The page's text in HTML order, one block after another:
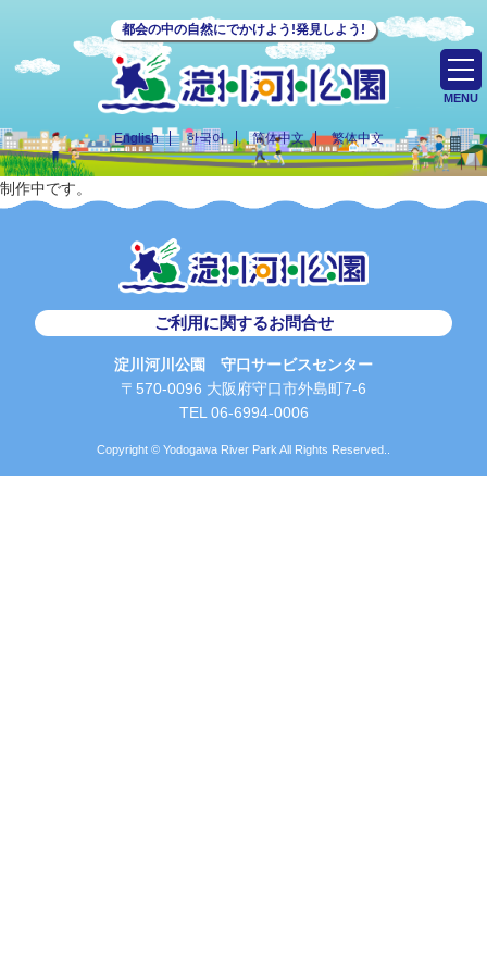
都会の中の自然にでかけよう!発見しよう!
English 한국어 简体中文 繁体中文
MENU
制作中です。
ご利用に関するお問合せ
淀川河川公園 守口サービスセンター
〒570-0096 大阪府守口市外島町7-6
TEL 06-6994-0006
Copyright © Yodogawa River Park All Rights Reserved..